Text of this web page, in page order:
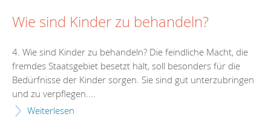
Wie sind Kinder zu behandeln?
4. Wie sind Kinder zu behandeln? Die feindliche Macht, die
fremdes Staatsgebiet besetzt hält, soll besonders für die
Bedürfnisse der Kinder sorgen. Sie sind gut unterzubringen
und zu verpflegen....
Weiterlesen